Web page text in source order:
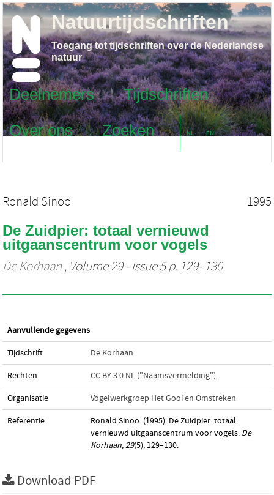
Deelnemers
Tijdschriften
Over ons
Zoeken NL EN
Natuurtijdschriften
Toegang tot tijdschriften over de Nederlandse
natuur
Ronald Sinoo 1995
De Zuidpier: totaal vernieuwd
uitgaanscentrum voor vogels
De Korhaan , Volume 29 - Issue 5 p. 129- 130
Aanvullende gegevens
Tijdschrift De Korhaan
Rechten CC BY 3.0 NL ("Naamsvermelding")
Organisatie Vogelwerkgroep Het Gooi en Omstreken
Referentie
Ronald Sinoo. (1995). De Zuidpier: totaal
vernieuwd uitgaanscentrum voor vogels. De
Korhaan,29(5), 129–130.
Download PDF